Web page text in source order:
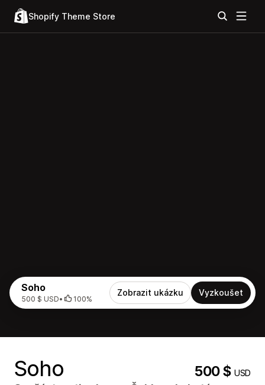
Shopify Theme Store
Soho
500 $ USD• 100%
Zobrazit ukázku Vyzkoušet
Soho 500 $USD